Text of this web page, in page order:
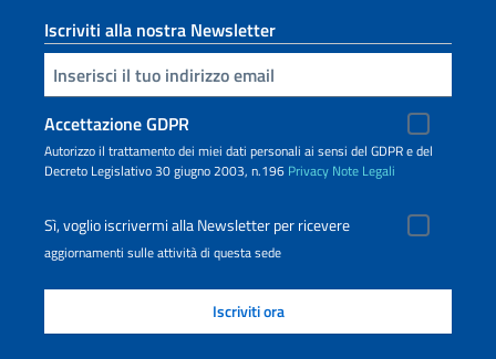
Iscriviti alla nostra Newsletter
Inserisci la tua email
Accettazione GDPR
Autorizzo il trattamento dei miei dati personali ai sensi del GDPR e del
Decreto Legislativo 30 giugno 2003, n.196 Privacy Note Legali
Sì, voglio iscrivermi alla Newsletter per ricevere
aggiornamenti sulle attività di questa sede